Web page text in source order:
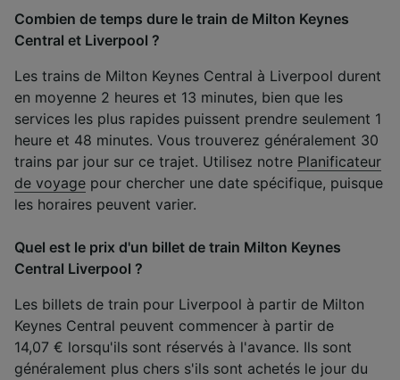
Combien de temps dure le train de Milton Keynes
Central et Liverpool ?
Les trains de Milton Keynes Central à Liverpool durent
en moyenne 2 heures et 13 minutes, bien que les
services les plus rapides puissent prendre seulement 1
heure et 48 minutes. Vous trouverez généralement 30
trains par jour sur ce trajet. Utilisez notre Planificateur
de voyage pour chercher une date spécifique, puisque
les horaires peuvent varier.
Quel est le prix d'un billet de train Milton Keynes
Central Liverpool ?
Les billets de train pour Liverpool à partir de Milton
Keynes Central peuvent commencer à partir de
14,07 € lorsqu'ils sont réservés à l'avance. Ils sont
généralement plus chers s'ils sont achetés le jour du